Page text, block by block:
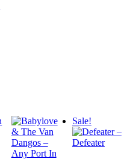
Sale!